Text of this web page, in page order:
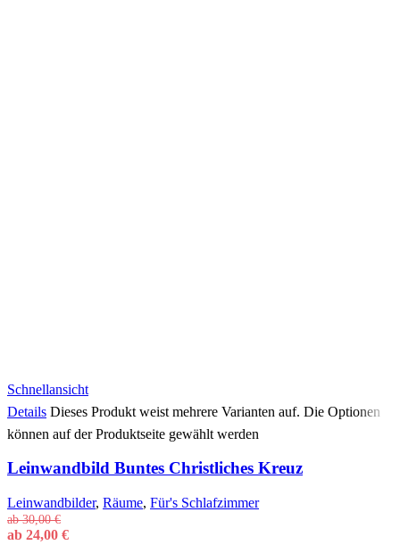
Schnellansicht
Details Dieses Produkt weist mehrere Varianten auf. Die Optionen
können auf der Produktseite gewählt werden
Leinwandbild Buntes Christliches Kreuz
Leinwandbilder, Räume, Für's Schlafzimmer
ab30,00€
ab 24,00 €